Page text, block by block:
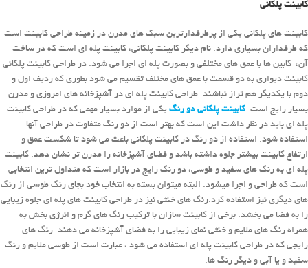
کابینت پلکانی
کابینت های پلکانی یکی از پرطرفدارترین سبک های مدرن در زمینه طراحی کابینت است
که طرفداران بسیاری دارد. نام دیگر کابینت پلکانی، کابینت پله ای است که در ساخت
آن، کابین ها با عمق های مختلفی و بصورت پله ای اجرا می شود. در طراحی کابینت پلکانی
کابینت دیواری به دو قسمت با عمق های مختلف تقسیم می شود بطوری که ردیف اول و
دوم با یکدیگر هم تراز نباشند. طراحی کابینت پله ای در آشپزخانه های امروزی و مدرن
بسیار رایج است. کابینت پلکانی دو رنگ یکی از موارد بسیار مهمی که در طراحی کابینت
پله ای باید در نظر داشت این است که بهتر است از دو رنگ متفاوت در طراحی آنها
استفاده شود. استفاده از دو رنگ در کابینت پلکانی باعث می شود تا شکست عمق و
ارتفاع کابینت بیشتر جلوه داشته باشد و فضای آشپزخانه را مدرن تر نشان دهد. کابینت
پله ای به رنگ های سفید و طوسی، دو رنگ رایج در بازار است که متداول ترین انتخابی
است که طراحی و اجرا میشود. البته میتوان بسته به انتخاب خود بجای رنگ طوسی از رنگ
های دیگری نیز استفاده کرد.رنگ های خنثی نیز در طراحی کابینت های پله ای جلوه زیبایی
را به فضا می بخشد. برخی از کابینت سازان با ترکیب رنگ های گرم و انرژی بخش به
همراه رنگ های ملایم و خنثی نمای زیبایی را به فضای آشپزخانه می دهند. رنگ های
رایجی که در طراحی کابینت پله ای استفاده می شود ، عبارت است از طوسی ملایم و رنگ
سفید و یا آبی و دیگر رنگ ها.